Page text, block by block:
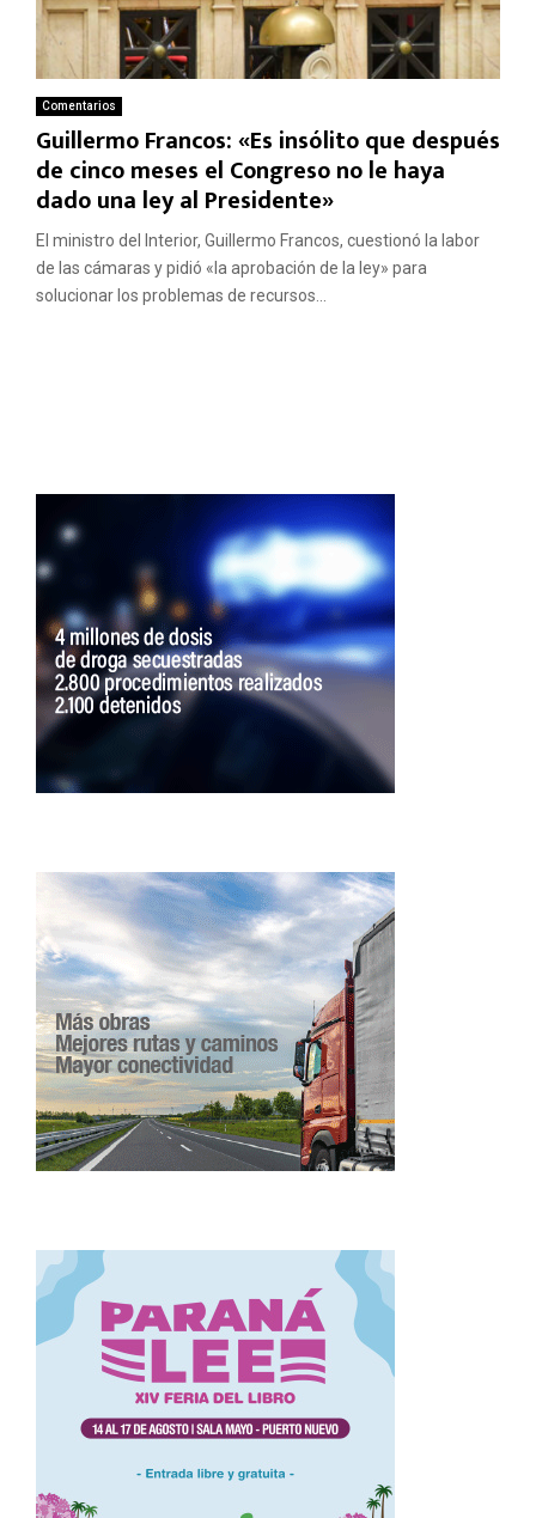
Comentarios
Guillermo Francos: «Es insólito que después
de cinco meses el Congreso no le haya
dado una ley al Presidente»
El ministro del Interior, Guillermo Francos, cuestionó la labor
de las cámaras y pidió «la aprobación de la ley» para
solucionar los problemas de recursos...